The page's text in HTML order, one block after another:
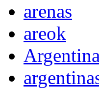
arenas
areok
Argentina